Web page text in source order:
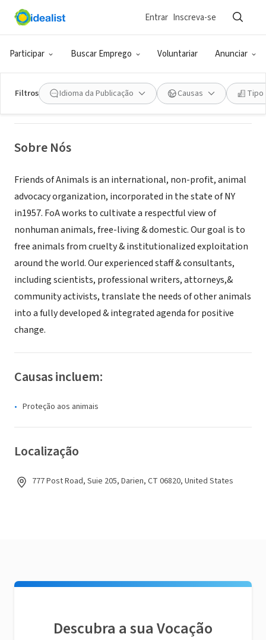
Participar Buscar Emprego Voluntariar Anunciar
Entrar Inscreva-se
Filtros Idioma da Publicação Causas Tipo
ONG (SETOR SOCIAL)
Friends of Animals
Sobre Nós
Friends of Animals is an international, non-profit, animal
advocacy organization, incorporated in the state of NY
in1957. FoA works to cultivate a respectful view of
nonhuman animals, free-living & domestic. Our goal is to
free animals from cruelty & institutionalized exploitation
around the world. Our experienced staff & consultants,
including scientists, professional writers, attorneys,&
community activists, translate the needs of other animals
into a fully developed & integrated agenda for positive
change.
Causas incluem:
Proteção aos animais
Localização
777 Post Road, Suie 205, Darien, CT 06820, United States
Descubra a sua Vocação